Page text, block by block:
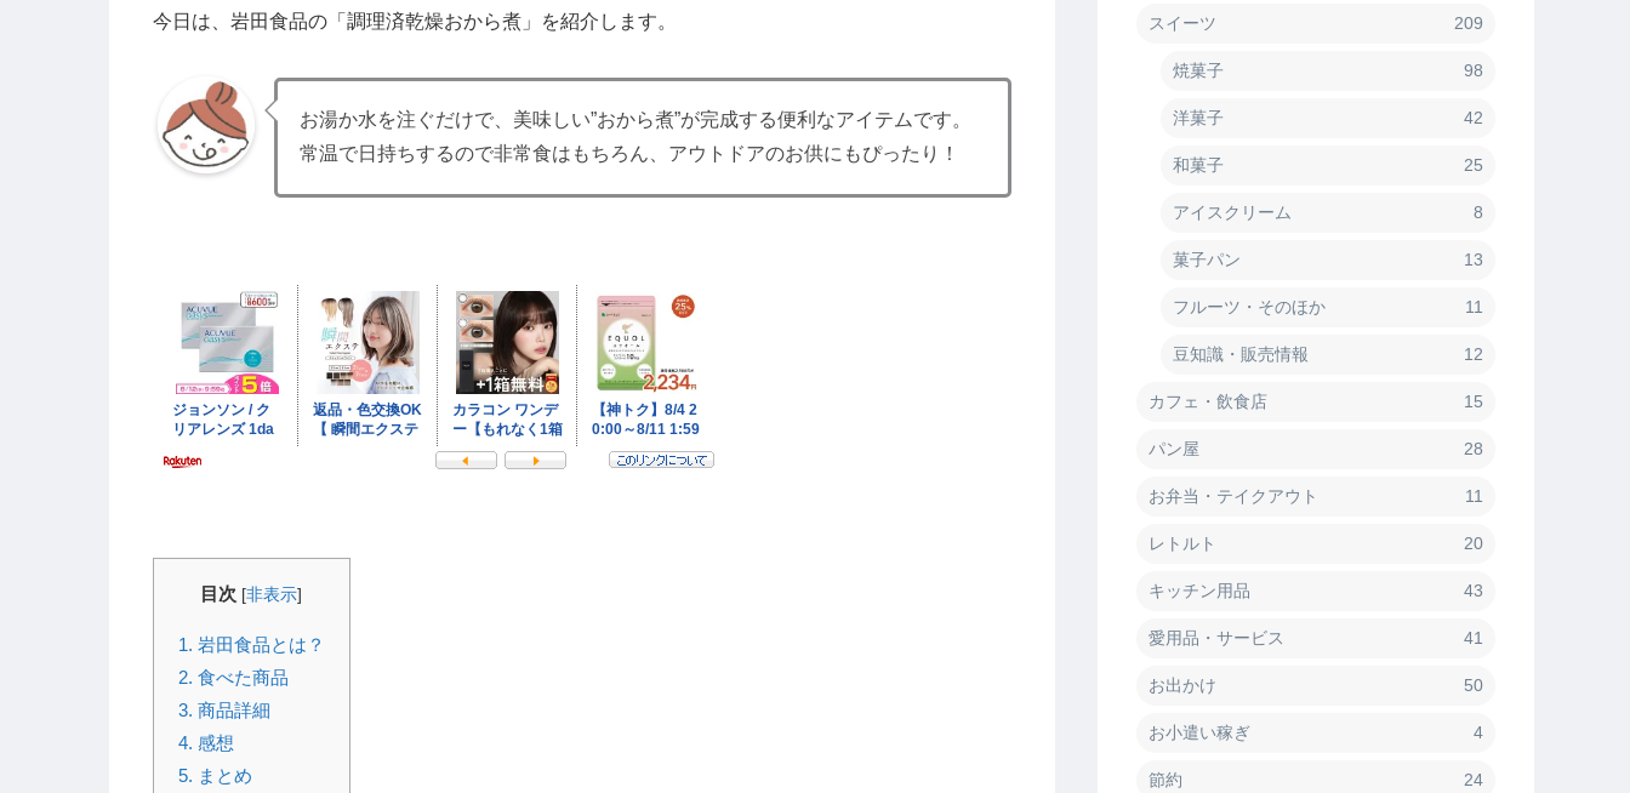
今日は、岩田食品の「調理済乾燥おから煮」を紹介します。
お湯か水を注ぐだけで、美味しい”おから煮”が完成する便利なアイテムです。
常温で日持ちするので非常食はもちろん、アウトドアのお供にもぴったり！
目次 [非表示]
1. 岩田食品とは？
2. 食べた商品
3. 商品詳細
4. 感想
5. まとめ
スイーツ 209
焼菓子 98
洋菓子 42
和菓子 25
アイスクリーム 8
菓子パン 13
フルーツ・そのほか 11
豆知識・販売情報 12
カフェ・飲食店 15
パン屋 28
お弁当・テイクアウト 11
レトルト 20
キッチン用品 43
愛用品・サービス 41
お出かけ 50
お小遣い稼ぎ 4
節約 24